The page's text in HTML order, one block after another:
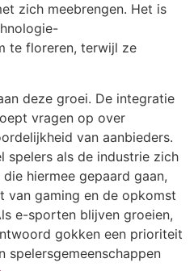
zich meebrengen. Het is
te floreren, terwijl ze
deze groei. De integratie
vragen op over
van aanbieders.
spelers als de industrie zich
hiermee gepaard gaan,
van gaming en de opkomst
e-sporten blijven groeien,
gokken een prioriteit